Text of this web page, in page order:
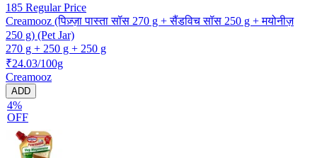
185 Regular Price
Creamooz (पिज़्ज़ा पास्ता सॉस 270 g + सैंडविच सॉस 250 g + मयोनीज़
250 g) (Pet Jar)
270 g + 250 g + 250 g
₹24.03/100g
Creamooz
ADD
4%
OFF